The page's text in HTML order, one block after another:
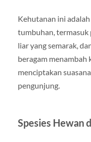
Kehutanan ini
tumbuhan, termasuk
liar yang semarak,
beragam menambah
menciptakan
pengunjung.
Spesies Hewan